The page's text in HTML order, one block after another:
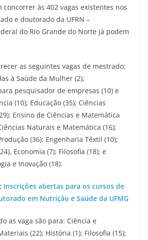
concorrer às 402 vagas existentes nos
e doutorado da UFRN –
do Rio Grande do Norte já podem
as seguintes vagas de mestrado:
à Saúde da Mulher (2);
pesquisador de empresas (10) e
(10); Educação (35); Ciências
Ensino de Ciências e Matemática
Naturais e Matemática (16);
(36); Engenharia Têxtil (10);
Economia (7); Filosofia (18); e
e Inovação (18).
Inscrições abertas para os cursos de
em Nutrição e Saúde da UFMG
as vaga são para: Ciência e
(22); História (1); Filosofia (15);